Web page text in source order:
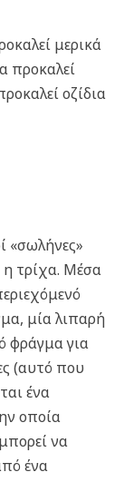
μερικά
προκαλεί
οζίδια
«σωλήνες»
η τρίχα. Μέσα
μία λιπαρή
φράγμα για
(αυτό που
ένα
οποία
να
ένα